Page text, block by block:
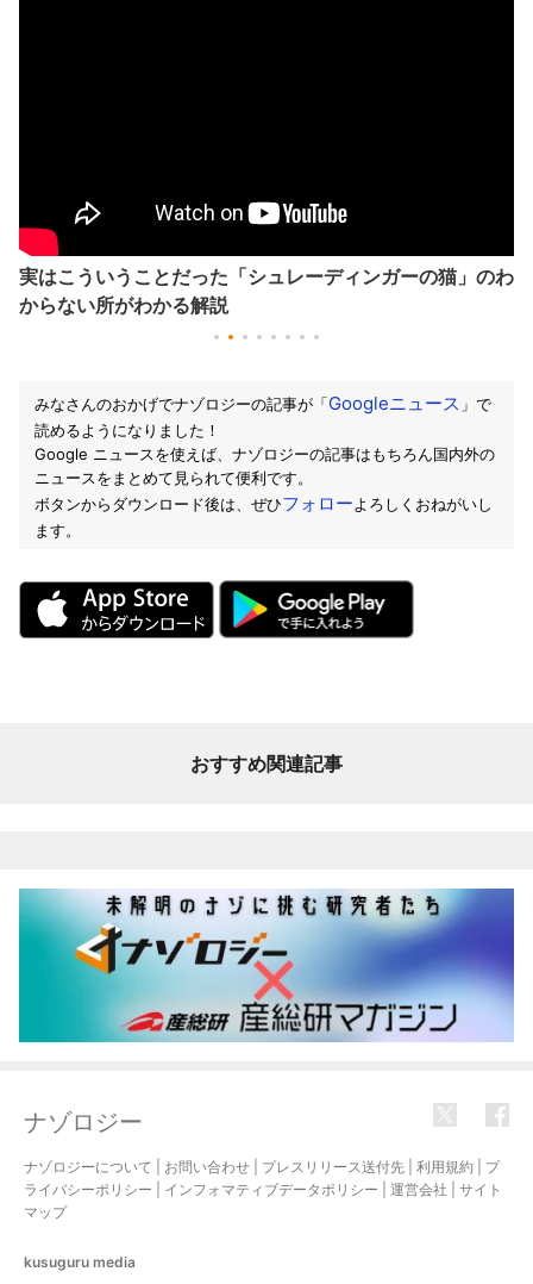
実はこういうことだった「シュレーディンガーの猫」のわ
からない所がわかる解説
みなさんのおかげでナゾロジーの記事が「Googleニュース 」で
読めるようになりました！
Google ニュースを使えば、ナゾロジーの記事はもちろん国内外の
ニュースをまとめて見られて便利です。
ボタンからダウンロード後は、ぜひフォローよろしくおねがいし
ます。
おすすめ関連記事
ナゾロジー
ナゾロジーについて お問い合わせ プレスリリース送付先 利用規約
プ
ライバシーポリシー
インフォマティブデータポリシー 運営会社
サイト
マップ
kusuguru media